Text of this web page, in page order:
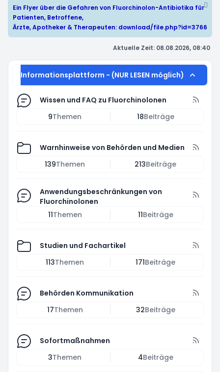
Ein Flyer über die Gefahren von Fluorchinolon-Antibiotika für
Patienten, Betroffene,
Ärzte, Apotheker & Therapeuten: download/file.php?id=3766
Aktuelle Zeit: 08.08.2026, 08:40
Informationsplattform - (NUR LESEN möglich)
Wissen und FAQ zu Fluorchinolonen
9Themen 18Beiträge
Warnhinweise von Behörden und Medien
139Themen 213Beiträge
Anwendungsbeschränkungen von
Fluorchinolonen
11Themen 11Beiträge
Studien und Fachartikel
113Themen 171Beiträge
Behörden Kommunikation
17Themen 32Beiträge
Sofortmaßnahmen
3Themen 4Beiträge